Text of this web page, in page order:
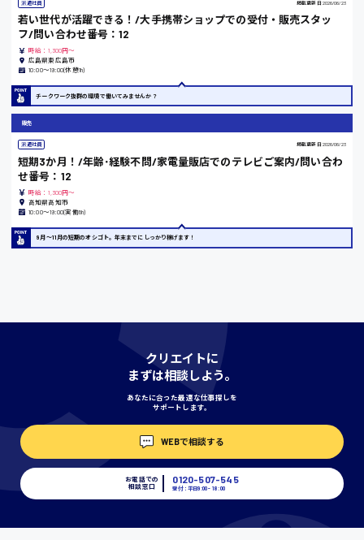
島根県
香川県
愛知県
埼玉県
千葉県
派遣社員 掲載更新日 2026/06/23
若い世代が活躍できる！/大手携帯ショップでの受付・販売スタッ
フ/問い合わせ番号：12
時給：1,300円～
広島県東広島市
10:00〜19:00(休憩1h)
チークワーク抜群の環境で働いてみませんか？
販売
派遣社員 掲載更新日 2026/06/23
短期3か月！/年齢･経験不問/家電量販店でのテレビご案内/問い合わ
せ番号：12
時給：1,300円～
高知県高知市
10:00〜19:00(実働8h)
9月～11月の短期のオシゴト。年末までにしっかり稼げます！
クリエイトに
まずは相談しよう。
あなたに合った最適な仕事探しを
サポートします。
WEBで相談する
お電話での
相談窓口
0120-507-545
受付：平日9:00 - 18:00